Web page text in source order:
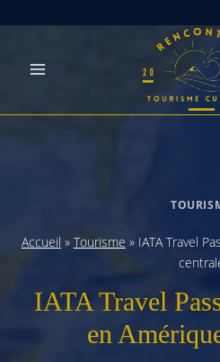
Accueil » Tourisme » IATA Travel
IATA Travel
en